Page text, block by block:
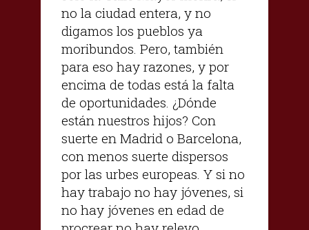
no la ciudad entera, y no
digamos los pueblos ya
moribundos. Pero, también
para eso hay razones, y por
encima de todas está la falta
de oportunidades. ¿Dónde
están nuestros hijos? Con
suerte en Madrid o Barcelona,
con menos suerte dispersos
por las urbes europeas. Y si no
hay trabajo no hay jóvenes, si
no hay jóvenes en edad de